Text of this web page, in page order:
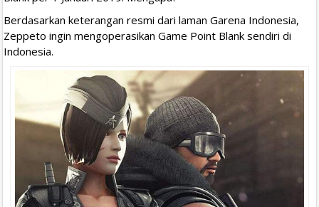
Berdasarkan keterangan resmi dari laman Garena Indonesia,
Zeppeto ingin mengoperasikan Game Point Blank sendiri di
Indonesia.